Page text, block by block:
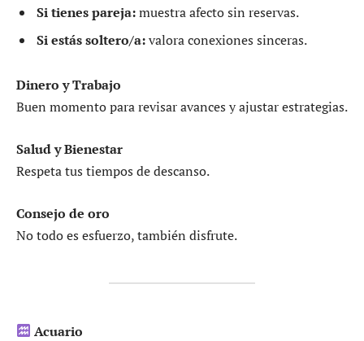
Si tienes pareja:muestra afecto sin reservas.
Si estás soltero/a:valora conexiones sinceras.
Dinero y Trabajo
Buen momento para revisar avances y ajustar estrategias.
Salud y Bienestar
Respeta tus tiempos de descanso.
Consejo de oro
No todo es esfuerzo, también disfrute.
Acuario